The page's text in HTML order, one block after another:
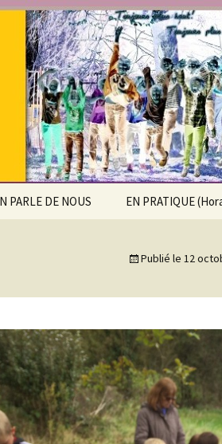
Saint-
PARLE DE NOUS EN PRATIQUE
Agenda
Documents à
La cantine
Publié le 12